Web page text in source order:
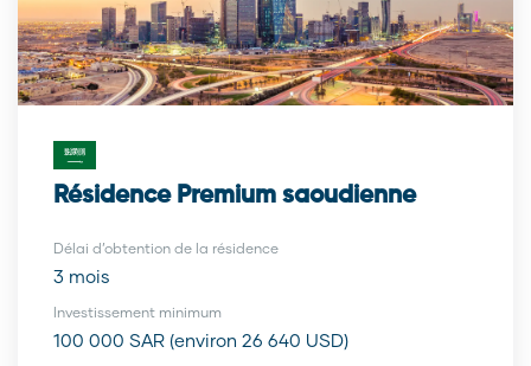
Résidence Premium saoudienne
Délai d’obtention de la résidence
3 mois
Investissement minimum
100 000 SAR (environ 26 640 USD)